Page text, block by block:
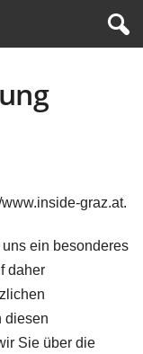
graz.at.
ein besonderes
daher
diesen
Sie über die